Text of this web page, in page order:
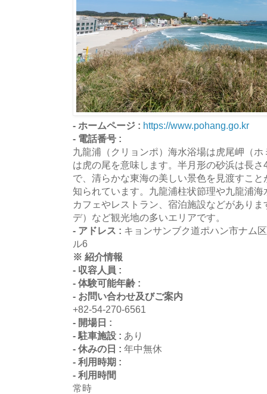
- ホームページ : https://www.pohang.go.kr
- 電話番号 :
九龍浦（クリョンポ）海水浴場は虎尾岬（
は虎の尾を意味します。半月形の砂浜は長
で、清らかな東海の美しい景色を見渡すこ
知られています。九龍浦柱状節理や九龍浦
カフェやレストラン、宿泊施設などがあり
デ）など観光地の多いエリアです。
- アドレス : キョンサンブク道ポハン市ナム
ル6
※ 紹介情報
- 収容人員 :
- 体験可能年齢 :
- お問い合わせ及びご案内
+82-54-270-6561
- 開場日 :
- 駐車施設 : あり
- 休みの日 : 年中無休
- 利用時期 :
- 利用時間
常時